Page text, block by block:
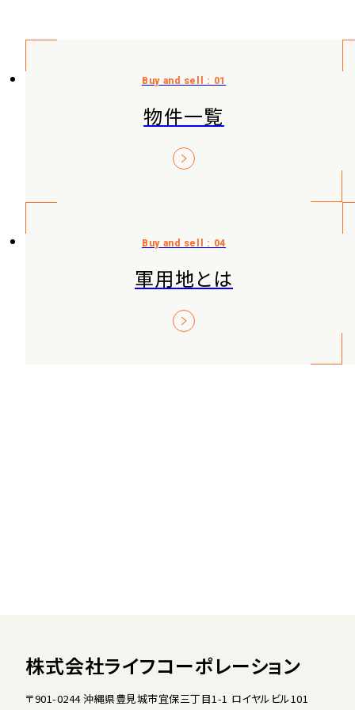
物件一覧
軍用地とは
株式会社ライフコーポレーション
〒901-0244 沖縄県豊見城市宜保三丁目1-1 ロイヤルビル101